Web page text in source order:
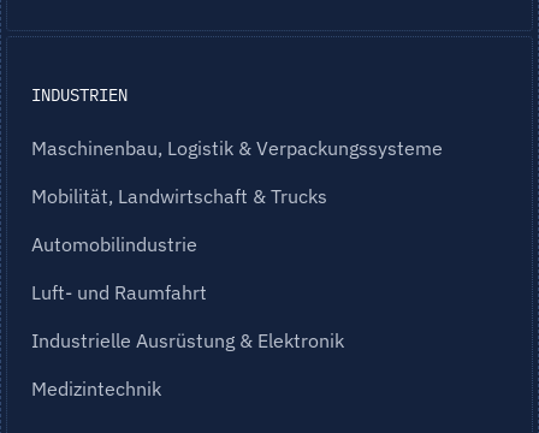
INDUSTRIEN
Maschinenbau, Logistik & Verpackungssysteme
Mobilität, Landwirtschaft & Trucks
Automobilindustrie
Luft- und Raumfahrt
Industrielle Ausrüstung & Elektronik
Medizintechnik